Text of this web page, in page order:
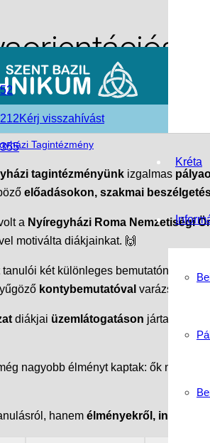
Kréta
52
212
355
Kérj visszahívást
inspiráció,
Tagintézmény
tagintézményünk izgalmas
előadásokon, szakmai
a Nyíregyházi Roma Nemzetiségi
motiválta diákjainkat. 🙌
tanulói két különleges bemutatón is részt
kontybemutatóval varázsolta el
diákjai üzemlátogatáson jártak a
nagyobb élményt kaptak: ők
hanem élményekről,